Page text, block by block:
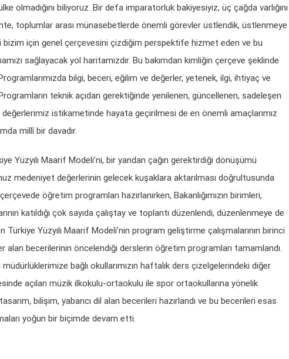
olmadığını biliyoruz. Bir defa imparatorluk bakiyesiyiz, üç çağda varlığını
toplumlar arası münasebetlerde önemli görevler üstlendik, üstlenmeye
bizim için genel çerçevesini çizdiğim perspektife hizmet eden ve bu
sağlayacak yol haritamızdır. Bu bakımdan kimliğin çerçeve şeklinde
bilgi, beceri, eğilim ve değerler, yetenek, ilgi, ihtiyaç ve
teknik açıdan gerektiğinde yenilenen, güncellenen, sadeleşen
istikametinde hayata geçirilmesi de en önemli amaçlarımız
millî bir davadır.
Yüzyılı Maarif Modeli’ni, bir yandan çağın gerektirdiği dönüşümü
medeniyet değerlerinin gelecek kuşaklara aktarılması doğrultusunda
öğretim programları hazırlanırken, Bakanlığımızın birimleri,
katıldığı çok sayıda çalıştay ve toplantı düzenlendi, düzenlenmeye de
Yüzyılı Maarif Modeli’nin program geliştirme çalışmalarının birinci
becerilerinin öncelendiği derslerin öğretim programları tamamlandı.
bağlı okullarımızın haftalık ders çizelgelerindeki diğer
açılan müzik ilkokulu-ortaokulu ile spor ortaokullarına yönelik
bilişim, yabancı dil alan becerileri hazırlandı ve bu becerileri esas
yoğun bir biçimde devam etti.